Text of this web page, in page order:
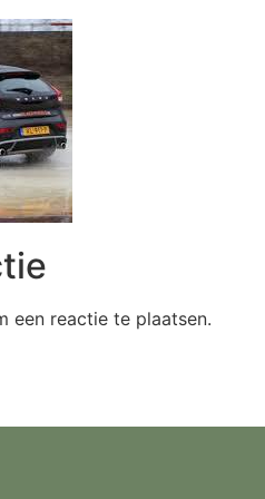
een reactie te plaatsen.